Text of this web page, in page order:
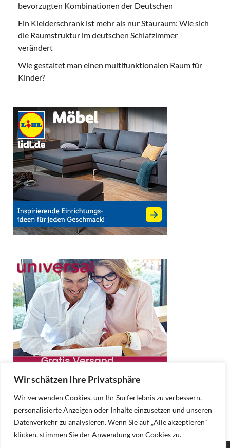
Wir schätzen Ihre Privatsphäre
Wir verwenden Cookies, um Ihr Surferlebnis zu verbessern,
personalisierte Anzeigen oder Inhalte einzusetzen und unseren
Datenverkehr zu analysieren. Wenn Sie auf „Alle akzeptieren"
klicken, stimmen Sie der Anwendung von Cookies zu.
bevorzugten Kombinationen der Deutschen
Ein Kleiderschrank ist mehr als nur Stauraum: Wie sich
die Raumstruktur im deutschen Schlafzimmer
verändert
Wie gestaltet man einen multifunktionalen Raum für
Kinder?